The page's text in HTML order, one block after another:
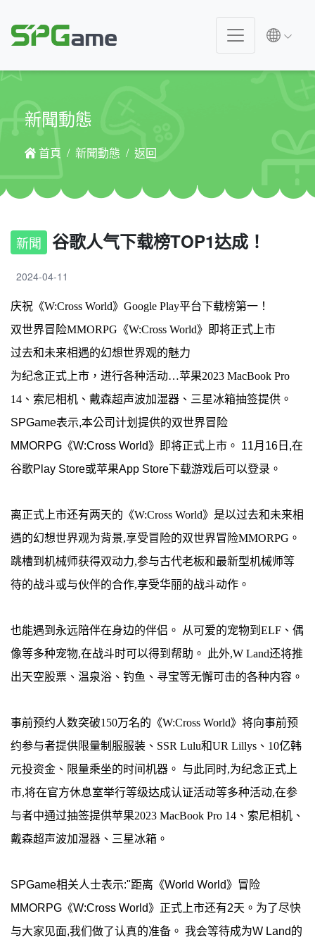
新聞動態
首頁 新聞動態 返回
新聞 谷歌人气下载榜TOP1达成！
2024-04-11
庆祝《W:Cross World》Google Play平台下载榜第一！
双世界冒险MMORPG《W:Cross World》即将正式上市
过去和未来相遇的幻想世界观的魅力
为纪念正式上市，进行各种活动…苹果2023 MacBook Pro
14、索尼相机、戴森超声波加湿器、三星冰箱抽签提供。
SPGame表示,本公司计划提供的双世界冒险
MMORPG《W:Cross World》即将正式上市。 11月16日,在
谷歌Play Store或苹果App Store下载游戏后可以登录。
离正式上市还有两天的《W:Cross World》是以过去和未来相
遇的幻想世界观为背景,享受冒险的双世界冒险MMORPG。
跳槽到机械师获得双动力,参与古代老板和最新型机械师等
待的战斗或与伙伴的合作,享受华丽的战斗动作。
也能遇到永远陪伴在身边的伴侣。 从可爱的宠物到ELF、偶
像等多种宠物,在战斗时可以得到帮助。 此外,W Land还将推
出天空股票、温泉浴、钓鱼、寻宝等无懈可击的各种内容。
事前预约人数突破150万名的《W:Cross World》将向事前预
约参与者提供限量制服服装、SSR Lulu和UR Lillys、10亿韩
元投资金、限量乘坐的时间机器。 与此同时,为纪念正式上
市,将在官方休息室举行等级达成认证活动等多种活动,在参
与者中通过抽签提供苹果2023 MacBook Pro 14、索尼相机、
戴森超声波加湿器、三星冰箱。
SPGame相关人士表示:"距离《World World》冒险
MMORPG《W:Cross World》正式上市还有2天。为了尽快
与大家见面,我们做了认真的准备。 我会等待成为W Land的